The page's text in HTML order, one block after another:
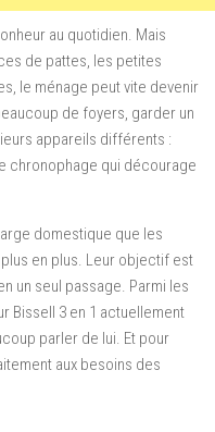
au quotidien. Mais
de pattes, les petites
le ménage peut vite devenir
de foyers, garder un
appareils différents :
chronophage qui décourage
domestique que les
en plus. Leur objectif est
un seul passage. Parmi les
Bissell 3 en 1 actuellement
parler de lui. Et pour
aux besoins des